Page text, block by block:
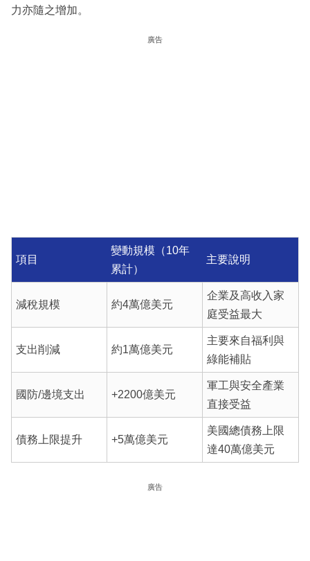
力亦隨之增加。
廣告
項目
變動規模（10年
累計）
主要說明
減稅規模 約4萬億美元
企業及高收入家
庭受益最大
支出削減 約1萬億美元
主要來自福利與
綠能補貼
國防/邊境支出 +2200億美元
軍工與安全產業
直接受益
債務上限提升 +5萬億美元
美國總債務上限
達40萬億美元
廣告